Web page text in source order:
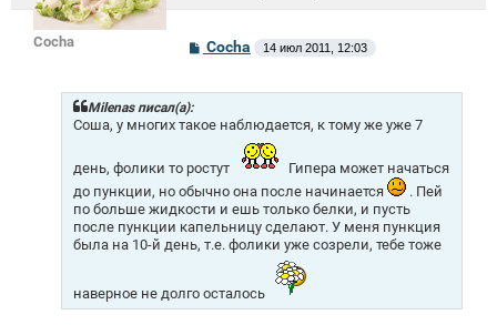
Cocha
С
о
б
е
е
Cocha 14 июл 2011, 12:03
Milenas писал(а):
Соша, у многих такое наблюдается, к тому же уже 7
день, фолики то ростут
Гипера может начаться
до пункции, но обычно она после начинается
. Пей
по больше жидкости и ешь только белки, и пусть
после пункции капельницу сделают. У меня пункция
была на 10-й день, т.е. фолики уже созрели, тебе тоже
наверное не долго осталось